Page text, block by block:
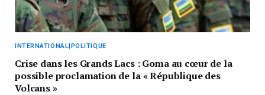
INTERNATIONAL|POLITIQUE
Crise dans les Grands Lacs : Goma au cœur de la
possible proclamation de la « République des
Volcans »